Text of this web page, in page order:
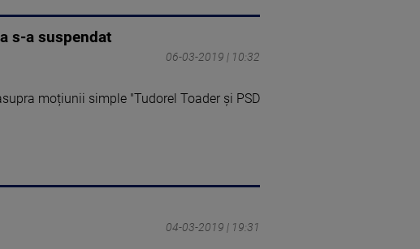
s-a suspendat
06-03-2019 | 10:32
moțiunii simple "Tudorel Toader şi PSD
04-03-2019 | 19:31